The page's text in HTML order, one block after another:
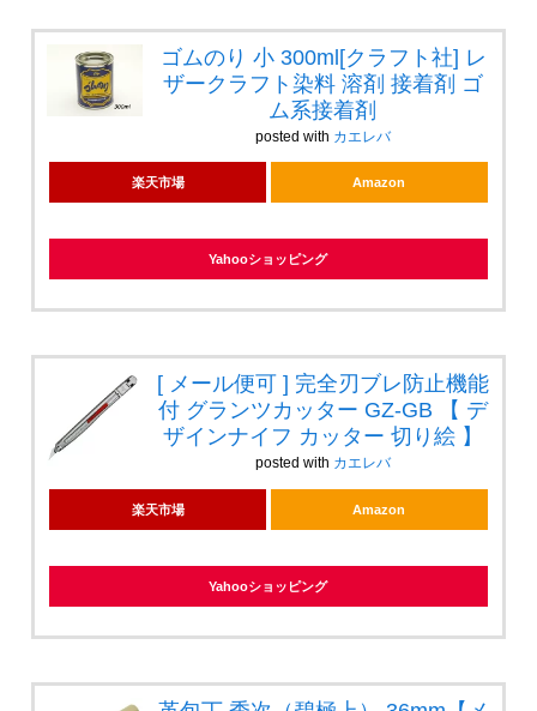
ゴムのり 小 300ml[クラフト社] レ
ザークラフト染料 溶剤 接着剤 ゴ
ム系接着剤
posted with カエレバ
楽天市場 Amazon
Yahooショッピング
[ メール便可 ] 完全刃ブレ防止機能
付 グランツカッター GZ-GB 【 デ
ザインナイフ カッター 切り絵 】
posted with カエレバ
楽天市場 Amazon
Yahooショッピング